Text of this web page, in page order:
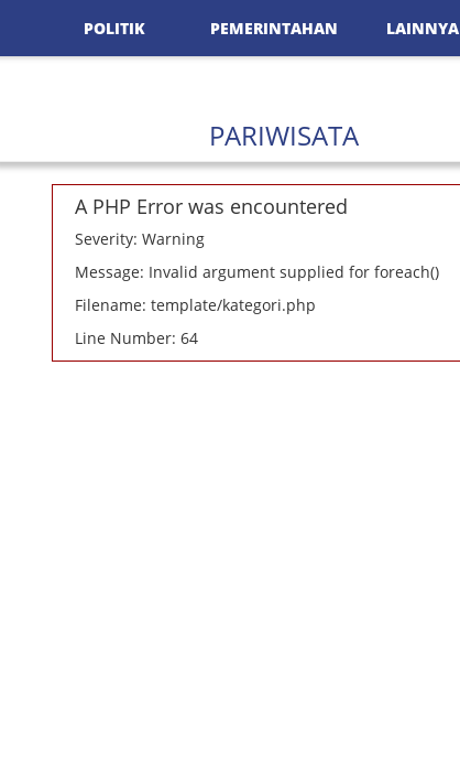
POLITIK PEMERINTAHAN LAINNYA
PARIWISATA
A PHP Error was encountered
Severity: Warning
Message: Invalid argument supplied for foreach()
Filename: template/kategori.php
Line Number: 64